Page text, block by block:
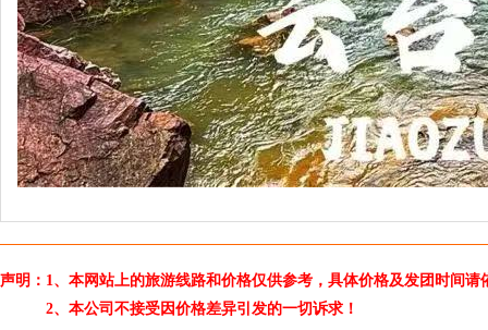
声明：1、本网站上的旅游线路和价格仅供参考，具体价格及发团时间
2、本公司不接受因价格差异引发的一切诉求！